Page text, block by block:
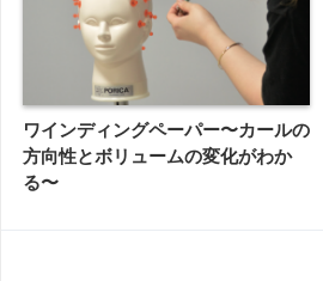
ワインディングペーパー〜カールの
方向性とボリュームの変化がわか
る〜